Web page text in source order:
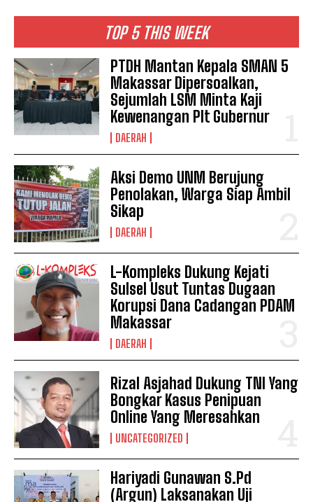
I WANT IN
TOP 5 THIS WEEK
PTDH Mantan Kepala SMAN 5
Makassar Dipersoalkan,
Sejumlah LSM Minta Kaji
Kewenangan Plt Gubernur
DAERAH
Aksi Demo UNM Berujung
Penolakan, Warga Siap Ambil
Sikap
DAERAH
L-Kompleks Dukung Kejati
Sulsel Usut Tuntas Dugaan
Korupsi Dana Cadangan PDAM
Makassar
DAERAH
Rizal Asjahad Dukung TNI Yang
Bongkar Kasus Penipuan
Online Yang Meresahkan
UNCATEGORIZED
Hariyadi Gunawan S.Pd
(Argun) Laksanakan Uji